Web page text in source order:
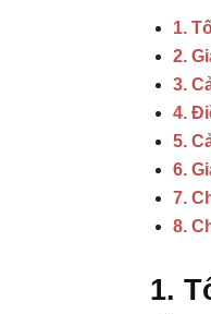
1.
2.
3.
4.
5.
6.
7.
8.
1.